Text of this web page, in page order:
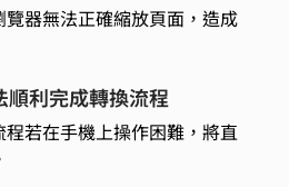
器無法正確縮放頁面，造成
順利完成轉換流程
若在手機上操作困難，將直